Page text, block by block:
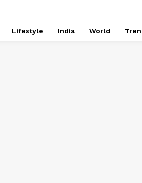
Lifestyle India World